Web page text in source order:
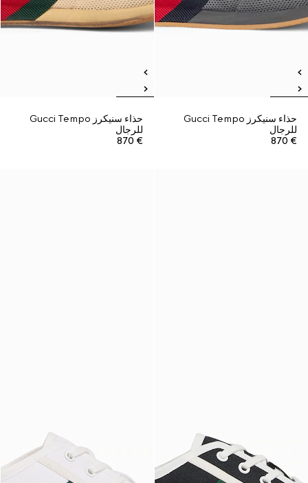
حذاء سنيكرز Gucci Tempo
للرجال
€ 870
حذاء سنيكرز Gucci Tempo
للرجال
€ 870